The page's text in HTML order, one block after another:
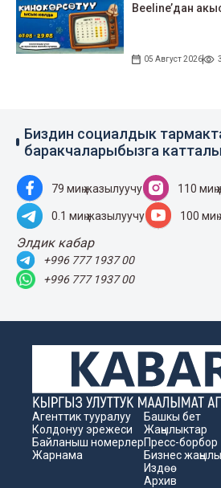
Beeline’дан
05 Август 2026
Биздин социалдык
баракчаларыбызга
79 миң жазылуучу 110 миң
0.1 миң жазылуучу 100
Элдик кабар
+996 777 1937 00
+996 777 1937 00
Агенттик тууралуу
Колдонуу эрежеси
Байланыш номерлер
Жарнама
Башкы бет
Жаңылыктар
Пресс-борбор
Бизнес
Издөө
Архив